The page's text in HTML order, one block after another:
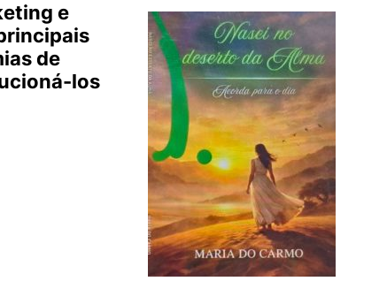
e
de
los